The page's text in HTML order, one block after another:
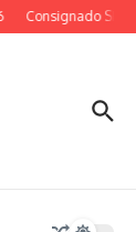
Consignado